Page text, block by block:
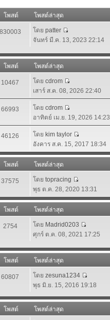
โพสต์
โพสต์ล่าสุด
830003 โดย patter
จันทร์ มี.ค. 13, 2023 22:14
โพสต์
โพสต์ล่าสุด
10467 โดย cdrom
เสาร์ ส.ค. 08, 2026 22:40
66993 โดย cdrom
อาทิตย์ เม.ย. 19, 2026 14:23
46126 โดย kim taylor
อังคาร ส.ค. 15, 2017 18:34
โพสต์
โพสต์ล่าสุด
37575 โดย topracing
พุธ ต.ค. 28, 2020 13:31
โพสต์
โพสต์ล่าสุด
2754 โดย Madrid0203
ศุกร์ ต.ค. 08, 2021 17:25
โพสต์
โพสต์ล่าสุด
60807 โดย zesuna1234
พุธ มิ.ย. 15, 2016 19:18
โพสต์
โพสต์ล่าสุด